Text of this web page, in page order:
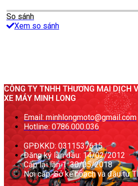
So sánh
Xem so sánh
CÔNG TY TNHH THƯƠNG MẠI DỊCH
XE MÁY MINH LONG
Email: minhlongmoto@gmail.com
Hotline: 0786.000.036
GPĐKKD: 0311537615
Đăng ký lần đầu: 14/02/2012
Cấp lại lần 1: 30/05/2018
Nơi cấp: Sở kế hoạch và đầu tư